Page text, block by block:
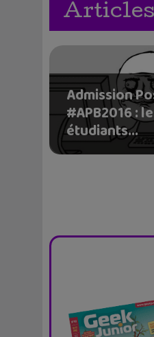
Admission
#APB2016 :
étudiants...